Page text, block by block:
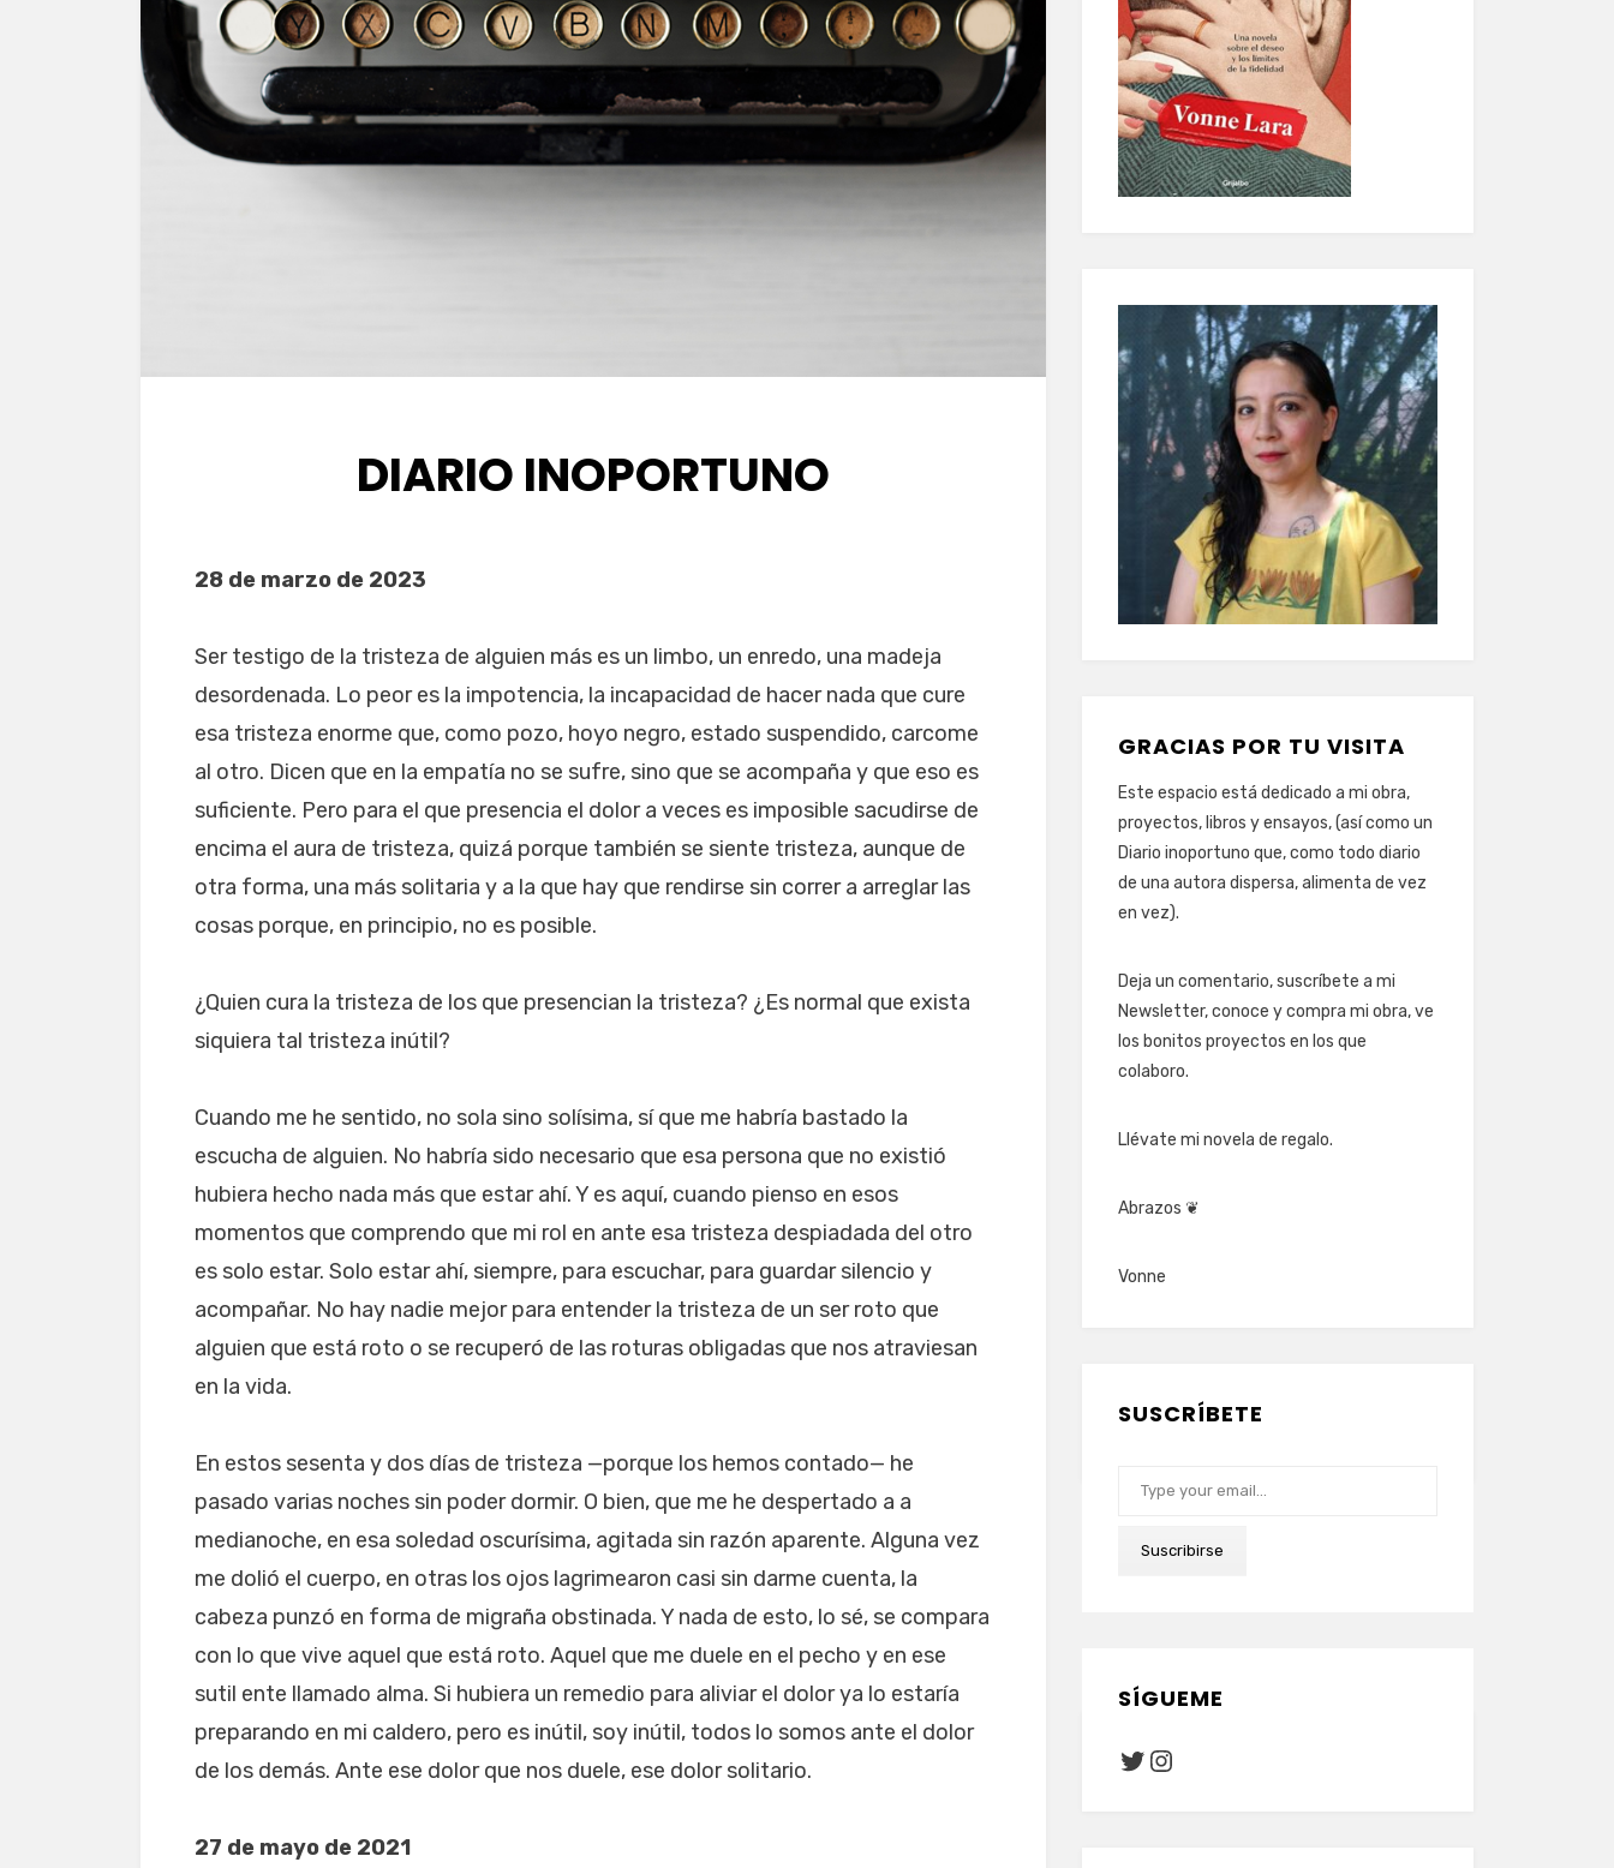
DIARIO INOPORTUNO
28 de marzo de 2023
Ser testigo de la tristeza de alguien más es un limbo, un enredo, una madeja
desordenada. Lo peor es la impotencia, la incapacidad de hacer nada que cure
esa tristeza enorme que, como pozo, hoyo negro, estado suspendido, carcome
al otro. Dicen que en la empatía no se sufre, sino que se acompaña y que eso es
suficiente. Pero para el que presencia el dolor a veces es imposible sacudirse de
encima el aura de tristeza, quizá porque también se siente tristeza, aunque de
otra forma, una más solitaria y a la que hay que rendirse sin correr a arreglar las
cosas porque, en principio, no es posible.
¿Quien cura la tristeza de los que presencian la tristeza? ¿Es normal que exista
siquiera tal tristeza inútil?
Cuando me he sentido, no sola sino solísima, sí que me habría bastado la
escucha de alguien. No habría sido necesario que esa persona que no existió
hubiera hecho nada más que estar ahí. Y es aquí, cuando pienso en esos
momentos que comprendo que mi rol en ante esa tristeza despiadada del otro
es solo estar. Solo estar ahí, siempre, para escuchar, para guardar silencio y
acompañar. No hay nadie mejor para entender la tristeza de un ser roto que
alguien que está roto o se recuperó de las roturas obligadas que nos atraviesan
en la vida.
En estos sesenta y dos días de tristeza —porque los hemos contado— he
pasado varias noches sin poder dormir. O bien, que me he despertado a a
medianoche, en esa soledad oscurísima, agitada sin razón aparente. Alguna vez
me dolió el cuerpo, en otras los ojos lagrimearon casi sin darme cuenta, la
cabeza punzó en forma de migraña obstinada. Y nada de esto, lo sé, se compara
con lo que vive aquel que está roto. Aquel que me duele en el pecho y en ese
sutil ente llamado alma. Si hubiera un remedio para aliviar el dolor ya lo estaría
preparando en mi caldero, pero es inútil, soy inútil, todos lo somos ante el dolor
de los demás. Ante ese dolor que nos duele, ese dolor solitario.
27 de mayo de 2021
GRACIAS POR TU VISITA
Este espacio está dedicado a mi obra,
proyectos, libros y ensayos, (así como un
Diario inoportuno que, como todo diario
de una autora dispersa, alimenta de vez
en vez).
Deja un comentario, suscríbete a mi
Newsletter, conoce y compra mi obra, ve
los bonitos proyectos en los que
colaboro.
Llévate mi novela de regalo.
Abrazos ❦
Vonne
SUSCRÍBETE
Suscribirse
SÍGUEME
Twitter
Instagram